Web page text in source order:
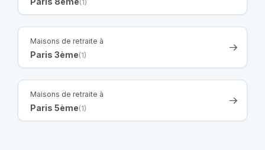
(1)
Maisons de retraite à
Paris 3ème(1)
Maisons de retraite à
Paris 5ème(1)